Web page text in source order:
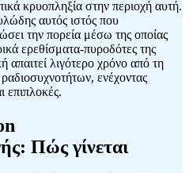
κρυοπληξία στην περιοχή αυτή.
αυτός ιστός που
την πορεία μέσω της οποίας
ερεθίσματα-πυροδότες της
απαιτεί λιγότερο χρόνο από τη
ενέχοντας
επιπλοκές.
Πώς γίνεται